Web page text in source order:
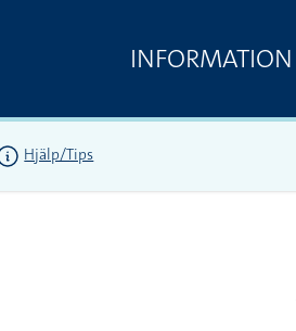
INFORMATION
Hjälp/Tips